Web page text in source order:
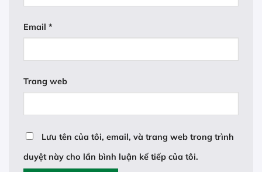
Email *
Trang web
Lưu tên của tôi, email, và trang web trong trình
duyệt này cho lần bình luận kế tiếp của tôi.